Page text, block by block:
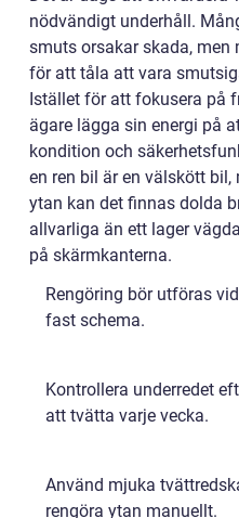
nödvändigt underhåll.
smuts orsakar skada, men
för att tåla att vara
Istället för att fokusera på
ägare lägga sin energi på
kondition och
en ren bil är en välskött
ytan kan det finnas dolda
allvarliga än ett lager
på skärmkanterna.
Rengöring bör utföras
fast schema.
Kontrollera underredet
att tvätta varje vecka.
Använd mjuka
rengöra ytan manuellt.